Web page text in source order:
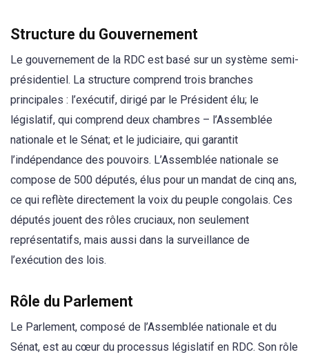
Structure du Gouvernement
Le gouvernement de la RDC est basé sur un système semi-
présidentiel. La structure comprend trois branches
principales : l’exécutif, dirigé par le Président élu; le
législatif, qui comprend deux chambres – l’Assemblée
nationale et le Sénat; et le judiciaire, qui garantit
l’indépendance des pouvoirs. L’Assemblée nationale se
compose de 500 députés, élus pour un mandat de cinq ans,
ce qui reflète directement la voix du peuple congolais. Ces
députés jouent des rôles cruciaux, non seulement
représentatifs, mais aussi dans la surveillance de
l’exécution des lois.
Rôle du Parlement
Le Parlement, composé de l’Assemblée nationale et du
Sénat, est au cœur du processus législatif en RDC. Son rôle